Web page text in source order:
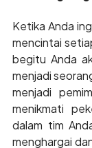
Ketika Anda
mencintai
begitu Anda
menjadi
menjadi
menikmati
dalam tim
menghargai